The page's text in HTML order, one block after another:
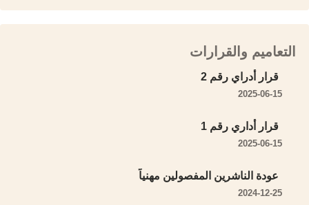
التعاميم والقرارات
قرار أدراي رقم 2
2025-06-15
قرار أداري رقم 1
2025-06-15
عودة الناشرين المفصولين مهنياً
2024-12-25